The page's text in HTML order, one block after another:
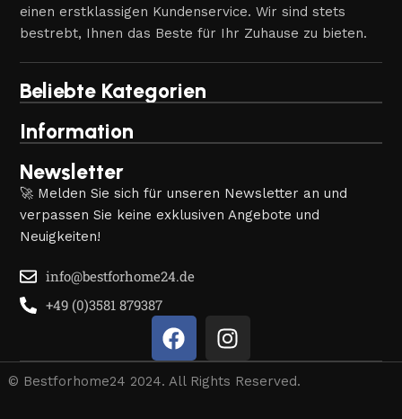
einen erstklassigen Kundenservice. Wir sind stets
bestrebt, Ihnen das Beste für Ihr Zuhause zu bieten.
Beliebte Kategorien
Information
Newsletter
🚀 Melden Sie sich für unseren Newsletter an und
verpassen Sie keine exklusiven Angebote und
Neuigkeiten!
info@bestforhome24.de
+49 (0)3581 879387
© Bestforhome24 2024. All Rights Reserved.